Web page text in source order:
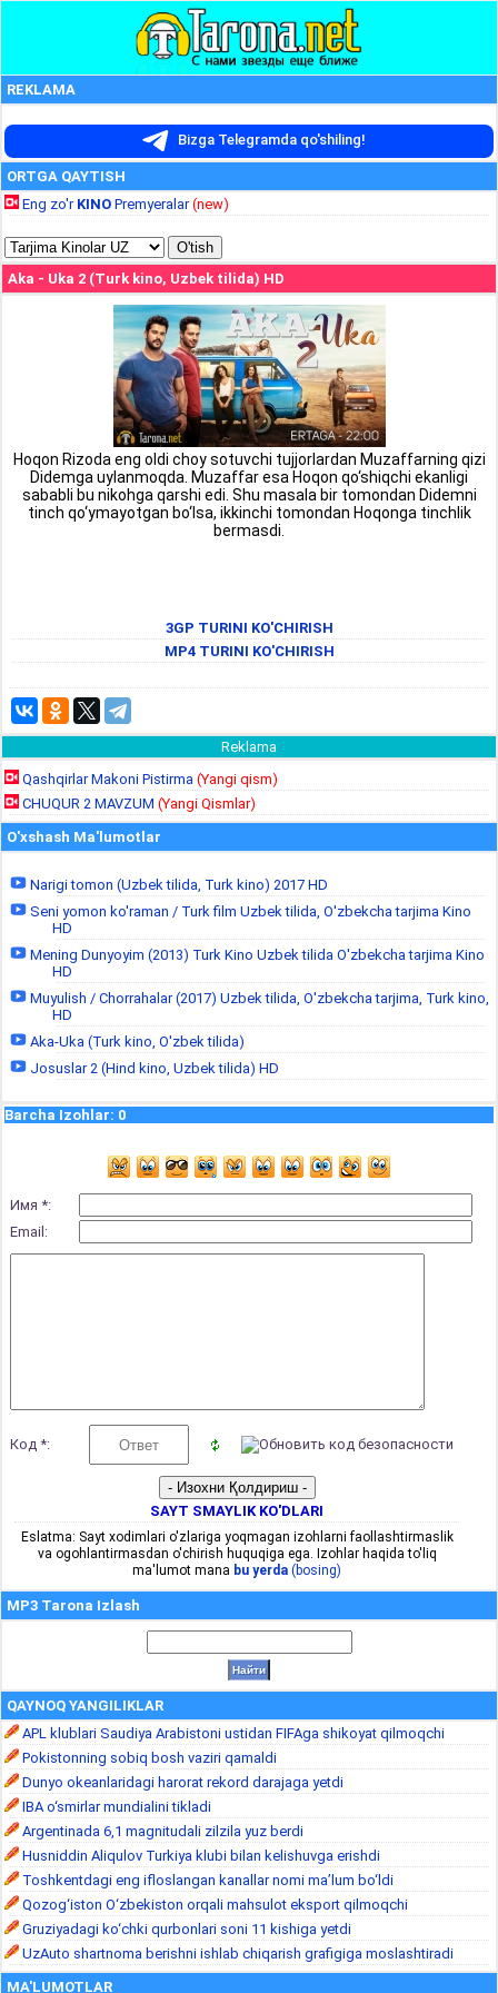
REKLAMA
Bizga Telegramda qo'shiling!
ORTGA QAYTISH
Eng zo'r KINO Premyeralar(new)
Aka - Uka 2 (Turk kino, Uzbek tilida) HD
Hoqon Rizoda eng oldi choy sotuvchi tujjorlardan Muzaffarning qizi
Didemga uylanmoqda. Muzaffar esa Hoqon qo‘shiqchi ekanligi
sababli bu nikohga qarshi edi. Shu masala bir tomondan Didemni
tinch qo‘ymayotgan bo‘lsa, ikkinchi tomondan Hoqonga tinchlik
bermasdi.
3GP TURINI KO'CHIRISH
MP4 TURINI KO'CHIRISH
Reklama
Qashqirlar Makoni Pistirma (Yangi qism)
CHUQUR 2 MAVZUM (Yangi Qismlar)
O'xshash Ma'lumotlar
Narigi tomon (Uzbek tilida, Turk kino) 2017 HD
Seni yomon ko'raman / Turk film Uzbek tilida, O'zbekcha tarjima Kino
HD
Mening Dunyoyim (2013) Turk Kino Uzbek tilida O'zbekcha tarjima Kino
HD
Muyulish / Chorrahalar (2017) Uzbek tilida, O'zbekcha tarjima, Turk kino,
HD
Aka-Uka (Turk kino, O'zbek tilida)
Josuslar 2 (Hind kino, Uzbek tilida) HD
Barcha Izohlar: 0
Имя *:
Email:
Код *:
SAYT SMAYLIK KO'DLARI
Eslatma: Sayt xodimlari o'zlariga yoqmagan izohlarni faollashtirmaslik
va ogohlantirmasdan o'chirish huquqiga ega. Izohlar haqida to'liq
ma'lumot mana bu yerda (bosing)
MP3 Tarona Izlash
QAYNOQ YANGILIKLAR
APL klublari Saudiya Arabistoni ustidan FIFAga shikoyat qilmoqchi
Pokistonning sobiq bosh vaziri qamaldi
Dunyo okeanlaridagi harorat rekord darajaga yetdi
IBA o‘smirlar mundialini tikladi
Argentinada 6,1 magnitudali zilzila yuz berdi
Husniddin Aliqulov Turkiya klubi bilan kelishuvga erishdi
Toshkentdagi eng ifloslangan kanallar nomi ma’lum bo‘ldi
Qozog‘iston O‘zbekiston orqali mahsulot eksport qilmoqchi
Gruziyadagi ko‘chki qurbonlari soni 11 kishiga yetdi
UzAuto shartnoma berishni ishlab chiqarish grafigiga moslashtiradi
MA'LUMOTLAR